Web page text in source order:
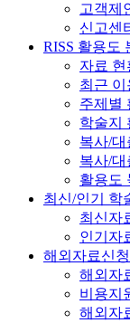
고객제
신고센
RISS 활용도
자료 현
최근 이
주제별
학술지
복사/대
복사/대
활용도
최신/인기 학
최신자
인기자
해외자료신
해외자
비용지
해외자